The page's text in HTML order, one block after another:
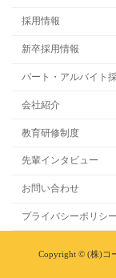
採用情報
新卒採用情報
パート・アルバイト
会社紹介
教育研修制度
先輩インタビュー
お問い合わせ
プライバシーポリシー
Copyright © (株)コ